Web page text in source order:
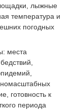
лыжные
температура и
погодных
места
готовность к
периода